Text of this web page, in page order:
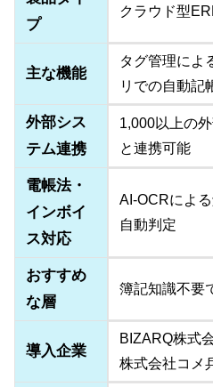
プ
クラウド型
主な機能
タグ管理によ
リでの自動記
外部シス
テム連携
1,000以上の
と連携可能
電帳法・
インボイ
ス対応
AI-OCRによ
自動判定
おすすめ
な層
簿記知識不要
導入企業
BIZARQ株式
株式会社コメ